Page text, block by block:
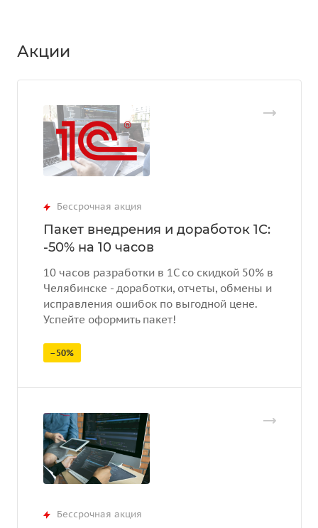
Акции
Бессрочная акция
Пакет внедрения и доработок 1С:
-50% на 10 часов
10 часов разработки в 1С со скидкой 50% в
Челябинске - доработки, отчеты, обмены и
исправления ошибок по выгодной цене.
Успейте оформить пакет!
–50%
Бессрочная акция